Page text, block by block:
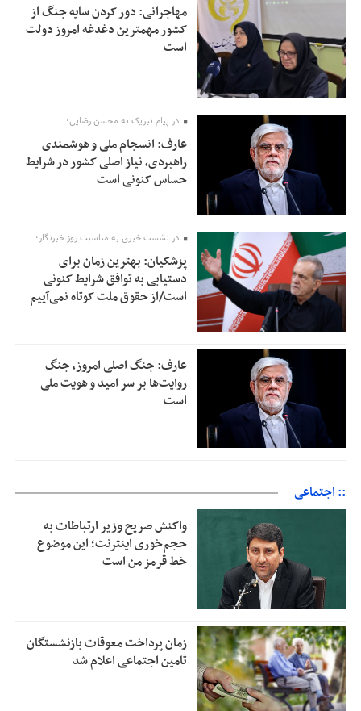
مهاجرانی: دور کردن سایه جنگ از
کشور مهمترین دغدغه امروز دولت
است
در پیام تبریک به محسن رضایی؛
عارف: انسجام ملی و هوشمندی
راهبردی، نیاز اصلی کشور در شرایط
حساس کنونی است
در نشست خبری به مناسبت روز خبرنگار؛
پزشکیان‌: بهترین زمان برای
دستیابی به توافق شرایط کنونی
است/از حقوق ملت کوتاه نمی‌آییم
عارف: جنگ اصلی امروز، جنگ
روایت‌ها بر سر امید و هویت ملی
است
:: اجتماعی
واکنش صریح وزیر ارتباطات به
حجم‌خوری اینترنت؛ این موضوع
خط قرمز من است
زمان پرداخت معوقات بازنشستگان
تامین اجتماعی اعلام شد